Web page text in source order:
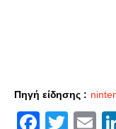
Πηγή είδησης :